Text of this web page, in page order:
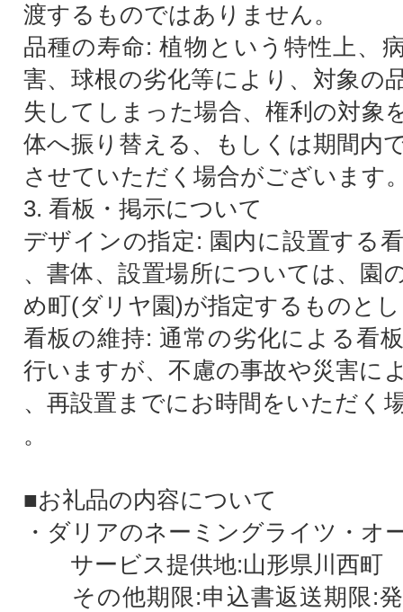
渡するものではありません。
品種の寿命: 植物という特性上、
害、球根の劣化等により、対象の
失してしまった場合、権利の対象
体へ振り替える、もしくは期間内
させていただく場合がございます
3. 看板・掲示について
デザインの指定: 園内に設置する
、書体、設置場所については、園
め町(ダリヤ園)が指定するものと
看板の維持: 通常の劣化による看
行いますが、不慮の事故や災害に
、再設置までにお時間をいただく
。
■お礼品の内容について
・ダリアのネーミングライツ・オ
サービス提供地:山形県川西町
その他期限:申込書返送期限:発